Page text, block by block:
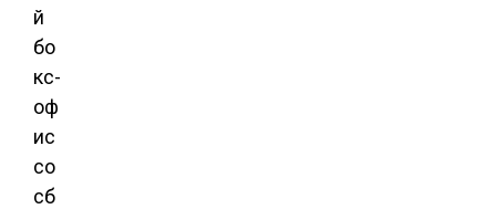
й
бо
кс-
оф
ис
со
сб